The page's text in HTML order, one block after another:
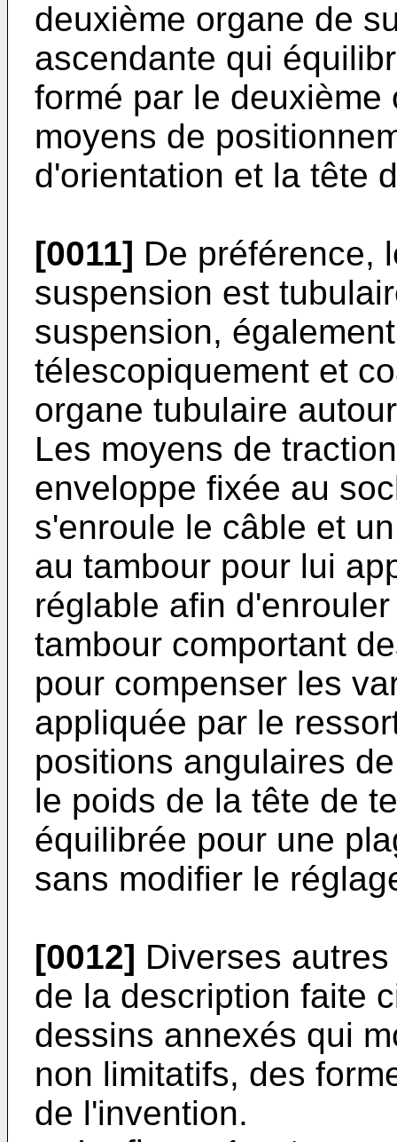
deuxième organe de
ascendante qui
formé par le
moyens de
d'orientation et la tête
[0011] De préférence,
suspension est
suspension,
télescopiquement et
organe tubulaire
Les moyens de
enveloppe fixée au
s'enroule le câble et
au tambour pour lui
réglable afin
tambour comportant
pour compenser les
appliquée par le
positions angulaires
le poids de la tête de
équilibrée pour une
sans modifier le
[0012] Diverses
de la description faite
dessins annexés qui
non limitatifs, des
de l'invention.